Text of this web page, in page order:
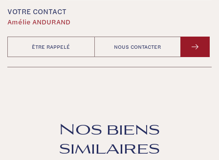
VOTRE CONTACT
Amélie ANDURAND
ÊTRE RAPPELÉ NOUS CONTACTER
Nos biens
similaires